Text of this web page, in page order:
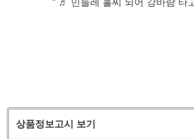
상품정보고시 보기